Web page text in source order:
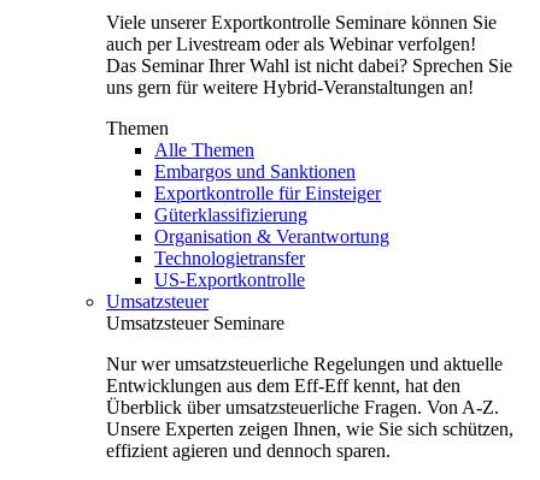
Viele unserer Exportkontrolle Seminare können Sie
auch per Livestream oder als Webinar verfolgen!
Das Seminar Ihrer Wahl ist nicht dabei? Sprechen Sie
uns gern für weitere Hybrid-Veranstaltungen an!
Themen
Alle Themen
Embargos und Sanktionen
Exportkontrolle für Einsteiger
Güterklassifizierung
Organisation & Verantwortung
Technologietransfer
US-Exportkontrolle
Umsatzsteuer
Umsatzsteuer Seminare
Nur wer umsatzsteuerliche Regelungen und aktuelle
Entwicklungen aus dem Eff-Eff kennt, hat den
Überblick über umsatzsteuerliche Fragen. Von A-Z.
Unsere Experten zeigen Ihnen, wie Sie sich schützen,
effizient agieren und dennoch sparen.